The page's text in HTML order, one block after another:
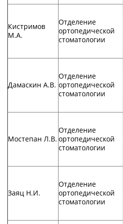
Кистримов
М.А.
Отделение
ортопедической
стоматологии
Дамаскин А.В.
Отделение
ортопедической
стоматологии
Мостепан Л.В.
Отделение
ортопедической
стоматологии
Заяц Н.И.
Отделение
ортопедической
стоматологии